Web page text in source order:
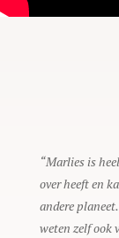
“Marlies is
over heeft en
andere
weten zelf ook